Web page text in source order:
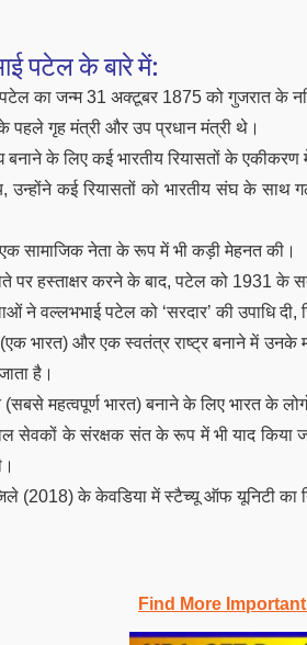
पटेल के बारे में:
पटेल का जन्म 31 अक्टूबर 1875 को गुजरात के
पहले गृह मंत्री और उप प्रधान मंत्री थे।
बनाने के लिए कई भारतीय रियासतों के एकीकरण में
कई रियासतों को भारतीय संघ के साथ
सामाजिक नेता के रूप में भी कड़ी मेहनत की।
पर हस्ताक्षर करने के बाद, पटेल को 1931 के
ने वल्लभभाई पटेल को ‘सरदार’ की उपाधि
भारत) और एक स्वतंत्र राष्ट्र बनाने में उनके
है।
(सबसे महत्वपूर्ण भारत) बनाने के लिए भारत के
सेवकों के संरक्षक संत के रूप में भी याद किया
(2018) के केवडिया में स्टैच्यू ऑफ यूनिटी का
Find More